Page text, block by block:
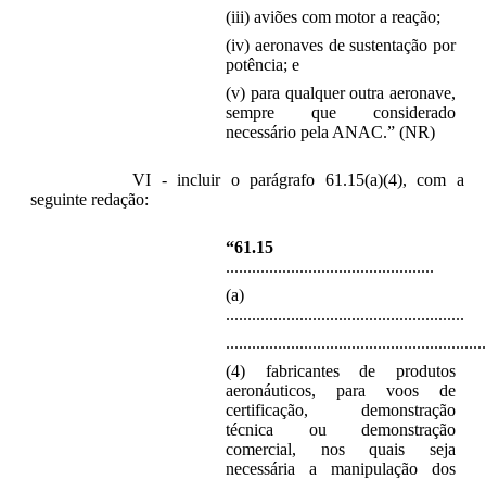
(iii) aviões com motor a reação;
(iv) aeronaves de sustentação por
potência; e
(v) para qualquer outra aeronave,
sempre que considerado
necessário pela ANAC.” (NR)
VI - incluir o parágrafo 61.15(a)(4), com a
seguinte redação:
“61.15
................................................
(a)
.......................................................
............................................................
(4) fabricantes de produtos
aeronáuticos, para voos de
certificação, demonstração
técnica ou demonstração
comercial, nos quais seja
necessária a manipulação dos